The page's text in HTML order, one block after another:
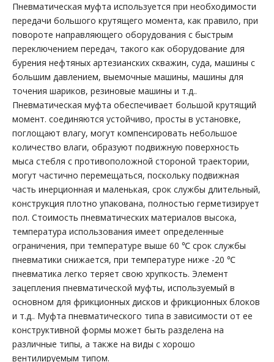
Пневматическая муфта используется при необходимости
передачи большого крутящего момента, как правило, при
повороте направляющего оборудования с быстрым
переключением передач, такого как оборудование для
бурения нефтяных артезианских скважин, суда, машины с
большим давлением, выемочные машины, машины для
точения шариков, резиновые машины и т.д..
Пневматическая муфта обеспечивает большой крутящий
момент. соединяются устойчиво, просты в установке,
поглощают влагу, могут компенсировать небольшое
количество влаги, образуют подвижную поверхность
мыса стебля с противоположной стороной траектории,
могут частично перемещаться, поскольку подвижная
часть инерционная и маленькая, срок службы длительный,
конструкция плотно упакована, полностью герметизирует
пол. Стоимость пневматических материалов высока,
температура использования имеет определенные
ограничения, при температуре выше 60 ℃ срок службы
пневматики снижается, при температуре ниже -20 ℃
пневматика легко теряет свою хрупкость. Элемент
зацепления пневматической муфты, используемый в
основном для фрикционных дисков и фрикционных блоков
и т.д.. Муфта пневматического типа в зависимости от ее
конструктивной формы может быть разделена на
различные типы, а также на виды с хорошо
вентилируемым типом.